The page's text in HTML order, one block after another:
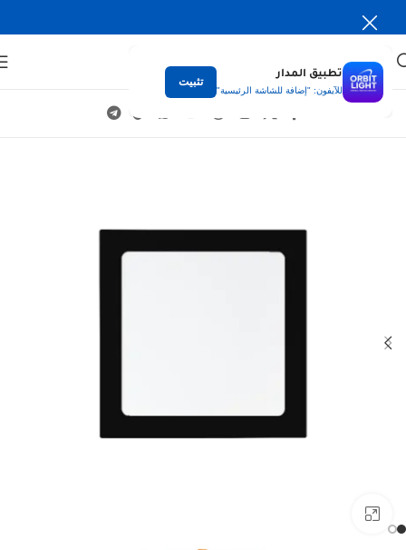
تطبيق المدار
للآيفون: "إضافة للشاشة الرئيسية"
تثبيت